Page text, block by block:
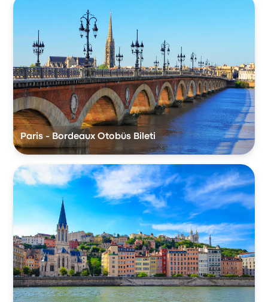
Paris - Bordeaux Otobüs Bileti